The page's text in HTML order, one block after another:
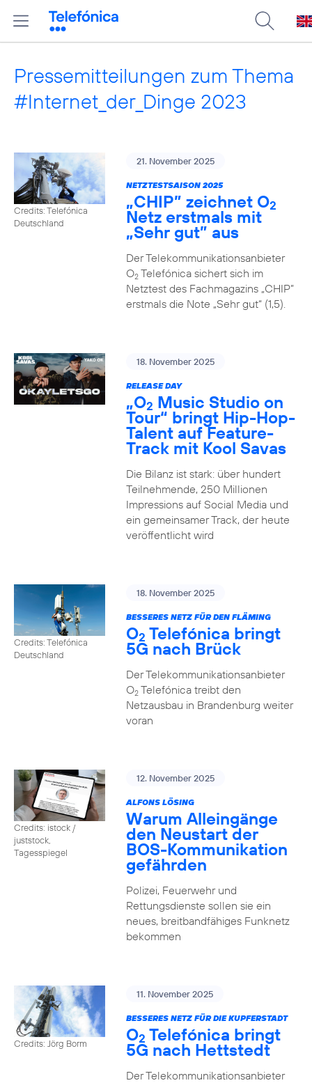
Pressemitteilungen zum Thema
#Internet_der_Dinge 2023
Credits: Telefónica
Deutschland
21. November 2025
NETZTESTSAISON 2025
„CHIP” zeichnet O2
Netz erstmals mit
„Sehr gut” aus
Der Telekommunikationsanbieter
O2Telefónica sichert sich im
Netztest des Fachmagazins „CHIP”
erstmals die Note „Sehr gut“ (1,5).
18. November 2025
RELEASE DAY
„O2 Music Studio on
Tour“ bringt Hip-Hop-
Talent auf Feature-
Track mit Kool Savas
Die Bilanz ist stark: über hundert
Teilnehmende, 250 Millionen
Impressions auf Social Media und
ein gemeinsamer Track, der heute
veröffentlicht wird
Credits: Telefónica
Deutschland
18. November 2025
BESSERES NETZ FÜR DEN FLÄMING
O2 Telefónica bringt
5G nach Brück
Der Telekommunikationsanbieter
O2Telefónica treibt den
Netzausbau in Brandenburg weiter
voran
Credits: istock /
juststock,
Tagesspiegel
12. November 2025
ALFONS LÖSING
Warum Alleingänge
den Neustart der
BOS-Kommunikation
gefährden
Polizei, Feuerwehr und
Rettungsdienste sollen sie ein
neues, breitbandfähiges Funknetz
bekommen
Credits: Jörg Borm
11. November 2025
BESSERES NETZ FÜR DIE KUPFERSTADT
O2 Telefónica bringt
5G nach Hettstedt
Der Telekommunikationsanbieter